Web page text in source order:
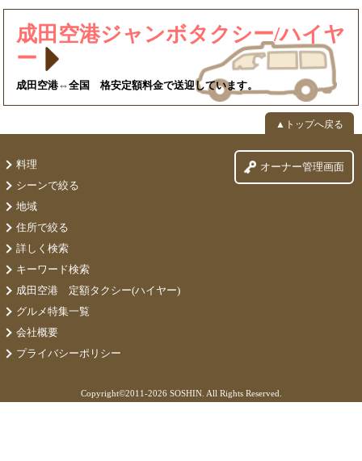
成田空港ジャンボタクシー/ハイヤ
ー
成田空港⇔全国 格安定額料金で送迎しています。
▲トップへ戻る
料理
シーンで絞る
地域
住所で絞る
詳しく検索
キーワード検索
成田空港 定額タクシー(ハイヤー)
グルメ特集一覧
会社概要
プライバシーポリシー
オーナー管理画面
Copyright©2011-2026 SOSHIN. All Rights Reserved.